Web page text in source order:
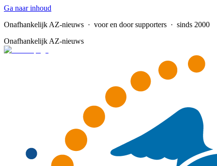
Ga naar inhoud
Onafhankelijk AZ-nieuws · voor en door supporters · sinds 2000
Onafhankelijk AZ-nieuws